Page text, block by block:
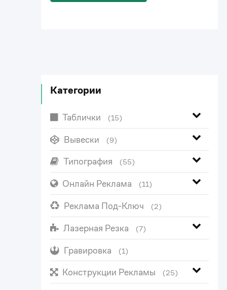
Категории
Таблички (15)
Вывески (9)
Типография (55)
Онлайн Реклама (11)
Реклама Под-Ключ (2)
Лазерная Резка (7)
Гравировка (1)
Конструкции Рекламы (25)